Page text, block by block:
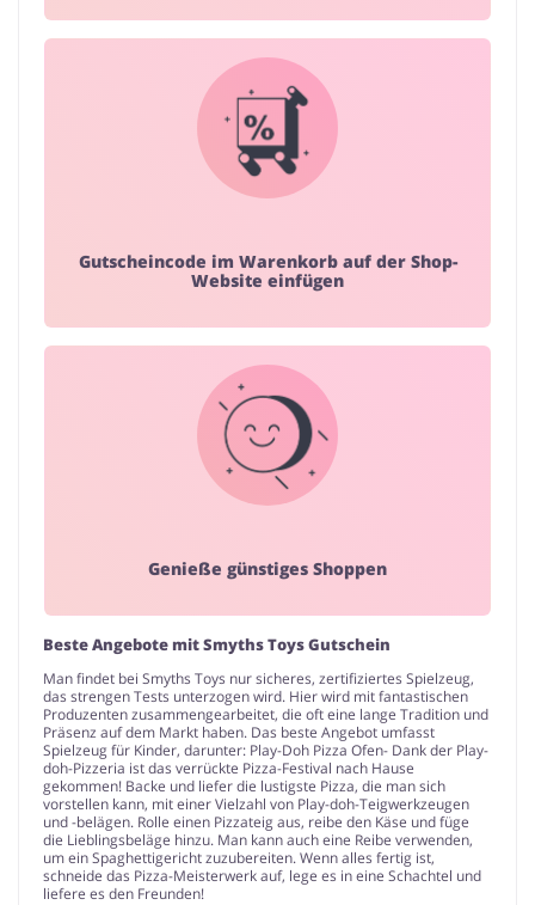
Gutscheincode im Warenkorb auf der Shop-
Website einfügen
Genieße günstiges Shoppen
Beste Angebote mit Smyths Toys Gutschein
Man findet bei Smyths Toys nur sicheres, zertifiziertes Spielzeug,
das strengen Tests unterzogen wird. Hier wird mit fantastischen
Produzenten zusammengearbeitet, die oft eine lange Tradition und
Präsenz auf dem Markt haben. Das beste Angebot umfasst
Spielzeug für Kinder, darunter: Play-Doh Pizza Ofen- Dank der Play-
doh-Pizzeria ist das verrückte Pizza-Festival nach Hause
gekommen! Backe und liefer die lustigste Pizza, die man sich
vorstellen kann, mit einer Vielzahl von Play-doh-Teigwerkzeugen
und -belägen. Rolle einen Pizzateig aus, reibe den Käse und füge
die Lieblingsbeläge hinzu. Man kann auch eine Reibe verwenden,
um ein Spaghettigericht zuzubereiten. Wenn alles fertig ist,
schneide das Pizza-Meisterwerk auf, lege es in eine Schachtel und
liefere es den Freunden!